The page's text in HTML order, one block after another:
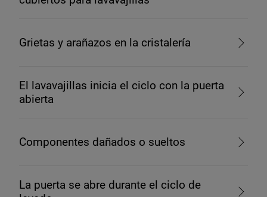
Grietas y arañazos en la cristalería
El lavavajillas inicia el ciclo con la puerta
abierta
Componentes dañados o sueltos
La puerta se abre durante el ciclo de